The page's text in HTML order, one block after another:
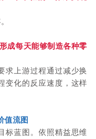
成每天能够制造各种零
求上游过程通过减少换
变化的反应速度，这样
值流图
蓝图。 依照精益思维